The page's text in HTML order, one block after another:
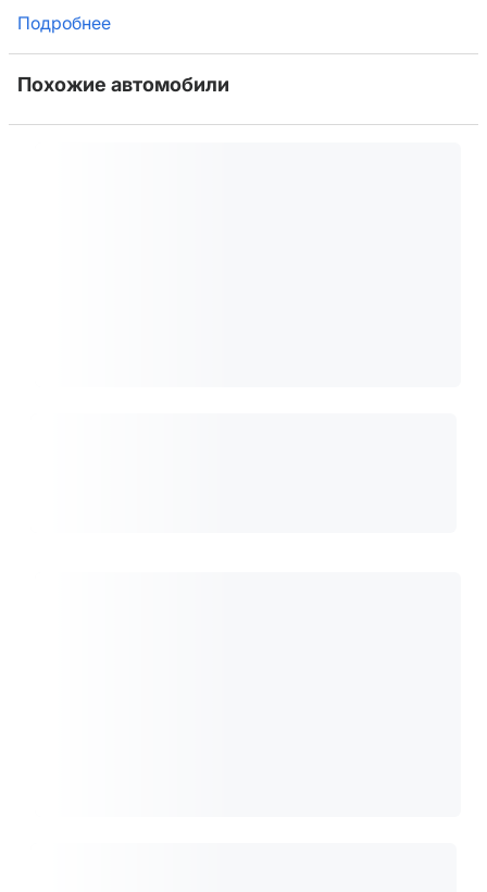
Подробнее
Похожие автомобили